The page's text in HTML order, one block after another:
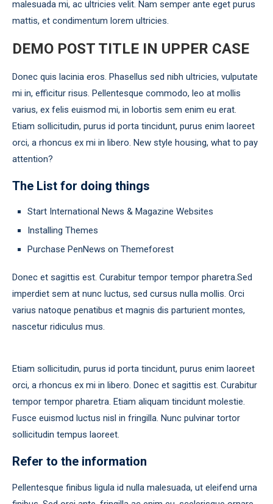
malesuada mi, ac ultricies velit. Nam semper ante eget purus
mattis, et condimentum lorem ultricies.
DEMO POST TITLE IN UPPER CASE
Donec quis lacinia eros. Phasellus sed nibh ultricies, vulputate
mi in, efficitur risus. Pellentesque commodo, leo at mollis
varius, ex felis euismod mi, in lobortis sem enim eu erat.
Etiam sollicitudin, purus id porta tincidunt, purus enim laoreet
orci, a rhoncus ex mi in libero. New style housing, what to pay
attention?
The List for doing things
Start International News & Magazine Websites
Installing Themes
Purchase PenNews on Themeforest
Donec et sagittis est. Curabitur tempor tempor pharetra.Sed
imperdiet sem at nunc luctus, sed cursus nulla mollis. Orci
varius natoque penatibus et magnis dis parturient montes,
nascetur ridiculus mus.
Etiam sollicitudin, purus id porta tincidunt, purus enim laoreet
orci, a rhoncus ex mi in libero. Donec et sagittis est. Curabitur
tempor tempor pharetra. Etiam aliquam tincidunt molestie.
Fusce euismod luctus nisl in fringilla. Nunc pulvinar tortor
sollicitudin tempus laoreet.
Refer to the information
Pellentesque finibus ligula id nulla malesuada, ut eleifend urna